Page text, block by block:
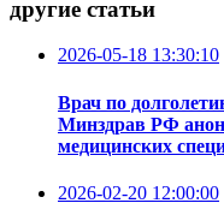
другие статьи
2026-05-18 13:30:10
Врач по
Минздрав РФ
медицинских
2026-02-20 12:00:00